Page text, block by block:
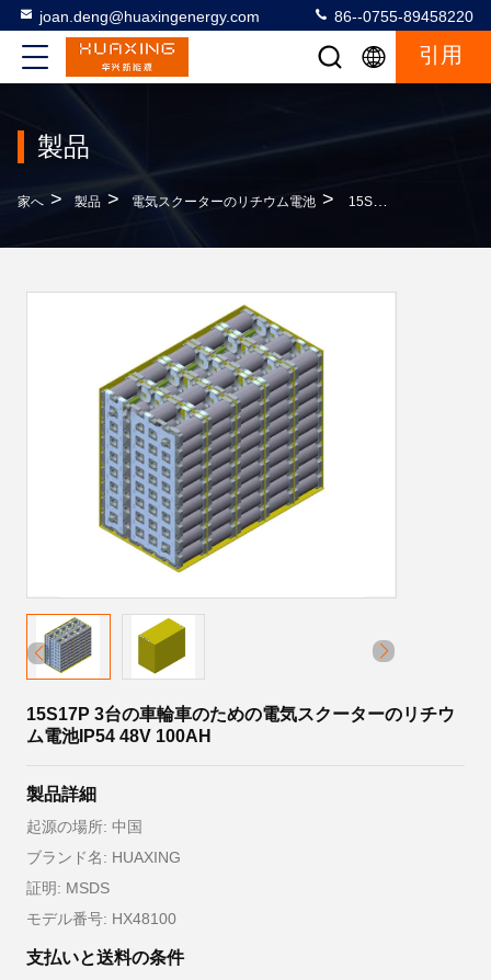
joan.deng@huaxingenergy.com 86--0755-89458220
引用
製品
家へ > 製品 > 電気スクーターのリチウム電池 > 15S17P 3台の車輪車のための電気スクーターのリチウム電池IP54 48V 100AH
15S17P 3台の車輪車のための電気スクーターのリチウ
ム電池IP54 48V 100AH
製品詳細
起源の場所: 中国
ブランド名: HUAXING
証明: MSDS
モデル番号: HX48100
支払いと送料の条件